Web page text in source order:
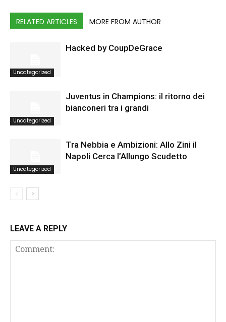
RELATED ARTICLES MORE FROM AUTHOR
Uncategorized
Hacked by CoupDeGrace
Uncategorized
Juventus in Champions: il ritorno dei
bianconeri tra i grandi
Uncategorized
Tra Nebbia e Ambizioni: Allo Zini il
Napoli Cerca l’Allungo Scudetto
LEAVE A REPLY